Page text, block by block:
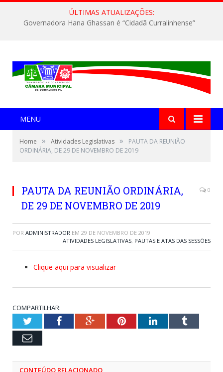
ÚLTIMAS ATUALIZAÇÕES:
Governadora Hana Ghassan é “Cidadã Curralinhense”
MENU
Home » Atividades Legislativas »
PAUTA DA REUNIÃO
ORDINÁRIA, DE 29 DE NOVEMBRO DE 2019
PAUTA DA REUNIÃO ORDINÁRIA,
DE 29 DE NOVEMBRO DE 2019
0
POR ADMINISTRADOR EM 29 DE NOVEMBRO DE 2019
ATIVIDADES LEGISLATIVAS, PAUTAS E ATAS DAS SESSÕES
Clique aqui para visualizar
COMPARTILHAR:
TwitterFacebookGoogle+PinterestLinkedInTumblr
Email
CONTEÚDO RELACIONADO